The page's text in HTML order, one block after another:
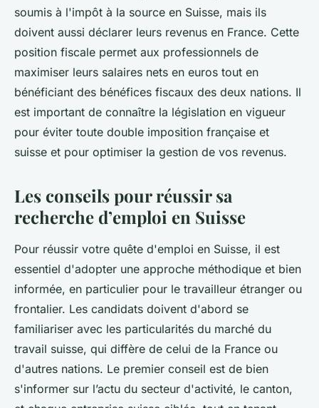
soumis à l'impôt à la source en Suisse, mais ils
doivent aussi déclarer leurs revenus en France. Cette
position fiscale permet aux professionnels de
maximiser leurs salaires nets en euros tout en
bénéficiant des bénéfices fiscaux des deux nations. Il
est important de connaître la législation en vigueur
pour éviter toute double imposition française et
suisse et pour optimiser la gestion de vos revenus.
Les conseils pour réussir sa
recherche d’emploi en Suisse
Pour réussir votre quête d'emploi en Suisse, il est
essentiel d'adopter une approche méthodique et bien
informée, en particulier pour le travailleur étranger ou
frontalier. Les candidats doivent d'abord se
familiariser avec les particularités du marché du
travail suisse, qui diffère de celui de la France ou
d'autres nations. Le premier conseil est de bien
s'informer sur l’actu du secteur d'activité, le canton,